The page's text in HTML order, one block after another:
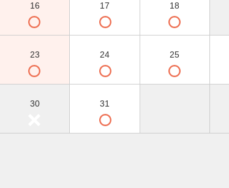
16 17 18
23 24 25
30 31